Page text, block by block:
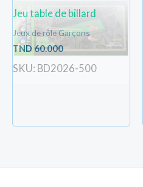
Jeu table de billard
Jeux de rôle Garçons
TND 60.000
SKU: BD2026-500